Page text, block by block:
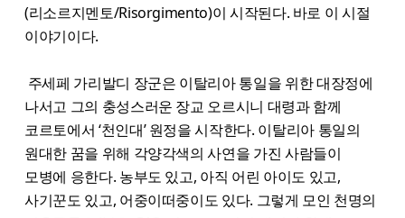
(리소르지멘토/Risorgimento)이 시작된다. 바로 이 시절
이야기이다.
주세페 가리발디 장군은 이탈리아 통일을 위한 대장정에
나서고 그의 충성스러운 장교 오르시니 대령과 함께
코르토에서 ‘천인대’ 원정을 시작한다. 이탈리아 통일의
원대한 꿈을 위해 각양각색의 사연을 가진 사람들이
모병에 응한다. 농부도 있고, 아직 어린 아이도 있고,
사기꾼도 있고, 어중이떠중이도 있다. 그렇게 모인 천명의